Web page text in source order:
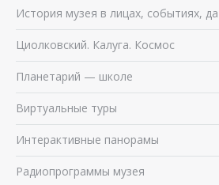
История музея в лицах, событиях,
Циолковский. Калуга. Космос
Планетарий — школе
Виртуальные туры
Интерактивные панорамы
Радиопрограммы музея